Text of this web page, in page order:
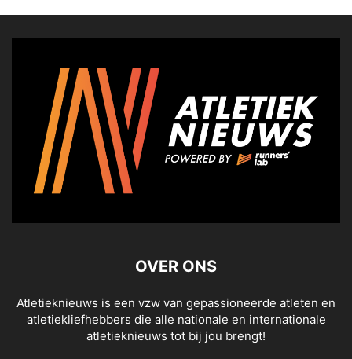
OVER ONS
Atletieknieuws is een vzw van gepassioneerde atleten en
atletiekliefhebbers die alle nationale en internationale
atletieknieuws tot bij jou brengt!